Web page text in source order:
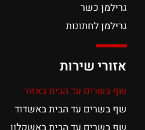
גרילמן כשר
גרילמן לחתונות
אזורי שירות
שף בשרים עד הבית באזור
שף בשרים עד הבית באשדוד